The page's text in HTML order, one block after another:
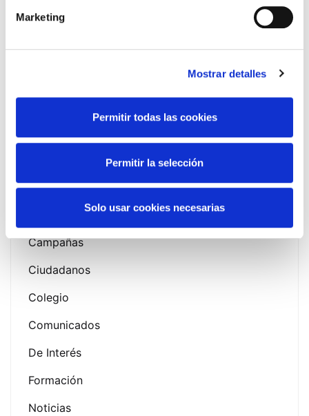
Marketing
Mostrar detalles
Permitir todas las cookies
Permitir la selección
Solo usar cookies necesarias
Search
Search
Campañas
Ciudadanos
Colegio
Comunicados
De Interés
Formación
Noticias
Read More